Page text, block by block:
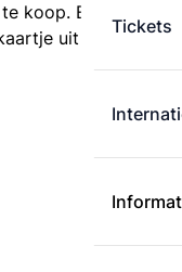
Tickets
koop. Een e-
uit de